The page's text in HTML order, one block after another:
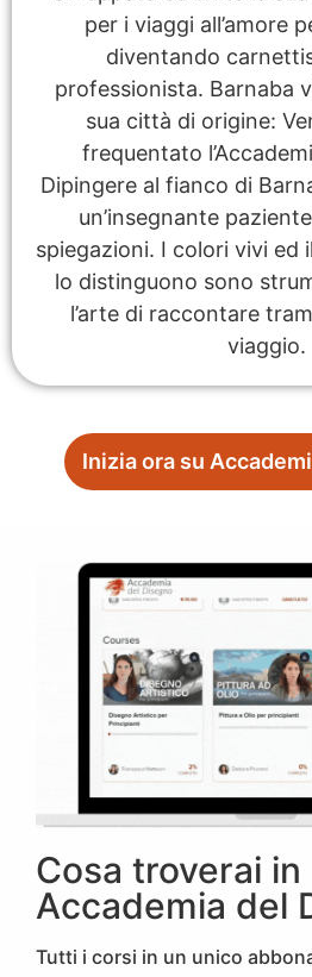
per i viaggi all’amore
diventando
professionista. Barnaba
sua città di origine:
frequentato
Dipingere al fianco di
un’insegnante
spiegazioni. I colori vivi ed
lo distinguono sono
l’arte di raccontare
viaggio.
Inizia ora su
Cosa troverai in
Accademia del
Tutti i corsi in un unico